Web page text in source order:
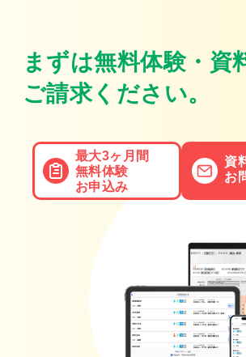
まずは無料体験・資
ご請求ください。
最大3ヶ月間
無料体験
お申込み
資
お